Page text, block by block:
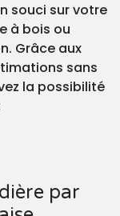
souci sur votre
à bois ou
Grâce aux
sans
la possibilité
par